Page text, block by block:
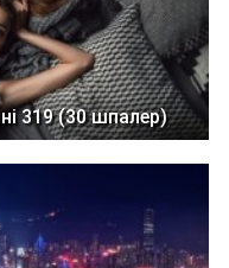
319 (30 шпалер)